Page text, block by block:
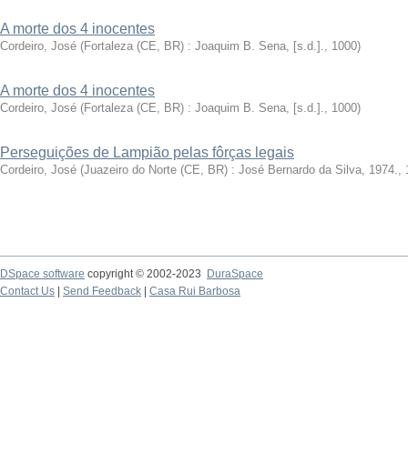
A morte dos 4 inocentes
Cordeiro, José (Fortaleza (CE, BR) : Joaquim B. Sena, [s.d.]., 1000)
A morte dos 4 inocentes
Cordeiro, José (Fortaleza (CE, BR) : Joaquim B. Sena, [s.d.]., 1000)
Perseguições de Lampião pelas fôrças legais
Cordeiro, José (Juazeiro do Norte (CE, BR) : José Bernardo da Silva, 1974.,
DSpace software copyright © 2002-2023
DuraSpace
Contact Us
Send Feedback Casa Rui Barbosa